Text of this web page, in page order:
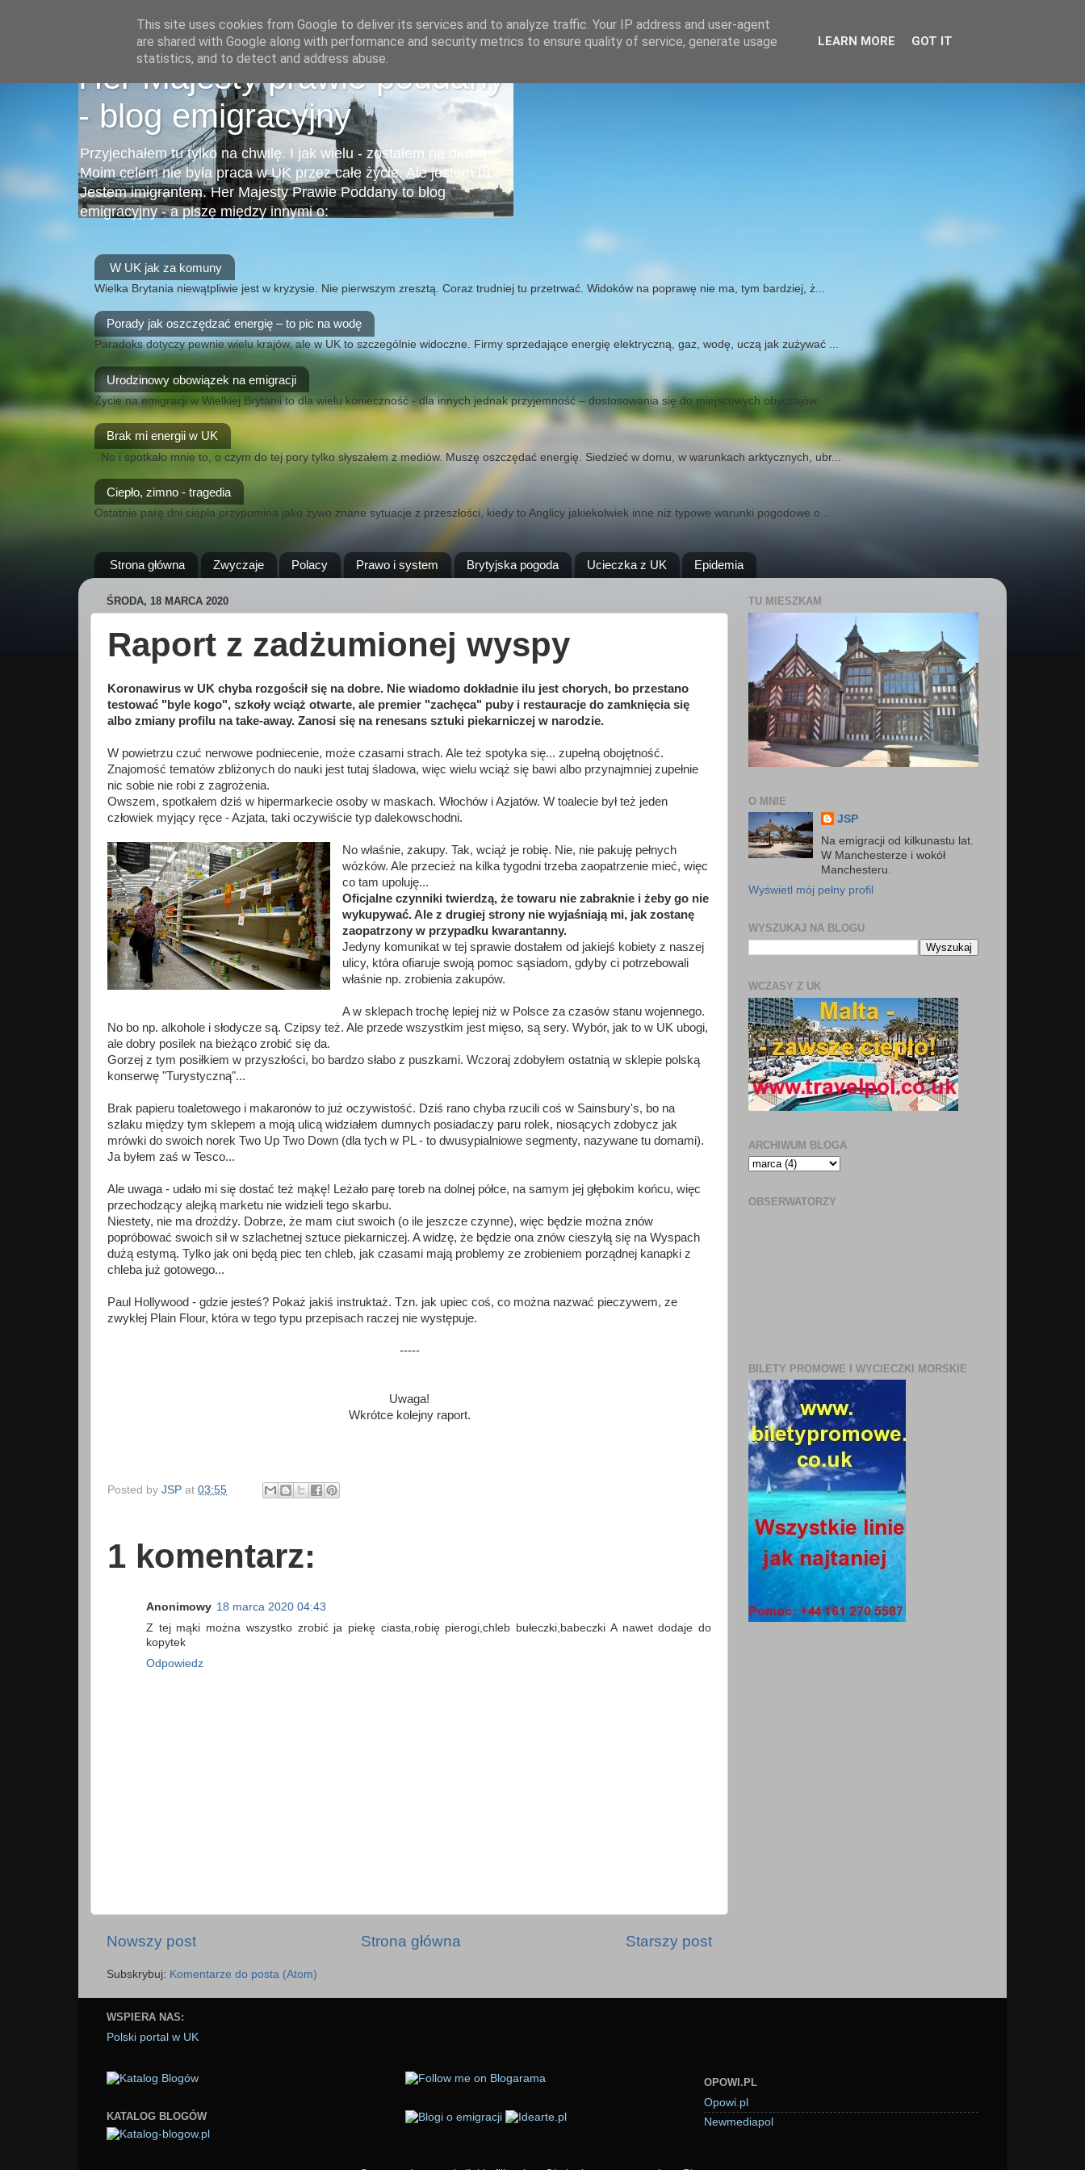
Her Majesty prawie poddany
- blog emigracyjny
Przyjechałem tu tylko na chwilę. I jak wielu - zostałem na dłużej.
Moim celem nie była praca w UK przez całe życie. Ale jestem tu.
Jestem imigrantem. Her Majesty Prawie Poddany to blog
emigracyjny - a piszę między innymi o:
W UK jak za komuny
Wielka Brytania niewątpliwie jest w kryzysie. Nie pierwszym zresztą. Coraz trudniej tu przetrwać. Widoków na poprawę nie ma, tym bardziej, ż...
Porady jak oszczędzać energię – to pic na wodę
Paradoks dotyczy pewnie wielu krajów, ale w UK to szczególnie widoczne. Firmy sprzedające energię elektryczną, gaz, wodę, uczą jak zużywać ...
Urodzinowy obowiązek na emigracji
Życie na emigracji w Wielkiej Brytanii to dla wielu konieczność - dla innych jednak przyjemność – dostosowania się do miejscowych obyczajów...
Brak mi energii w UK
No i spotkało mnie to, o czym do tej pory tylko słyszałem z mediów. Muszę oszczędać energię. Siedzieć w domu, w warunkach arktycznych, ubr...
Ciepło, zimno - tragedia
Ostatnie parę dni ciepła przypomina jako żywo znane sytuacje z przeszłości, kiedy to Anglicy jakiekolwiek inne niż typowe warunki pogodowe o...
Strona główna Zwyczaje Polacy Prawo i system Brytyjska pogoda Ucieczka z UK Epidemia
ŚRODA, 18 MARCA 2020
Raport z zadżumionej wyspy
Koronawirus w UK chyba rozgościł się na dobre. Nie wiadomo dokładnie ilu jest chorych, bo przestano
testować "byle kogo", szkoły wciąż otwarte, ale premier "zachęca" puby i restauracje do zamknięcia się
albo zmiany profilu na take-away. Zanosi się na renesans sztuki piekarniczej w narodzie.
W powietrzu czuć nerwowe podniecenie, może czasami strach. Ale też spotyka się... zupełną obojętność.
Znajomość tematów zbliżonych do nauki jest tutaj śladowa, więc wielu wciąż się bawi albo przynajmniej zupełnie
nic sobie nie robi z zagrożenia.
Owszem, spotkałem dziś w hipermarkecie osoby w maskach. Włochów i Azjatów. W toalecie był też jeden
człowiek myjący ręce - Azjata, taki oczywiście typ dalekowschodni.
No właśnie, zakupy. Tak, wciąż je robię. Nie, nie pakuję pełnych
wózków. Ale przecież na kilka tygodni trzeba zaopatrzenie mieć, więc
co tam upoluję...
Oficjalne czynniki twierdzą, że towaru nie zabraknie i żeby go nie
wykupywać. Ale z drugiej strony nie wyjaśniają mi, jak zostanę
zaopatrzony w przypadku kwarantanny.
Jedyny komunikat w tej sprawie dostałem od jakiejś kobiety z naszej
ulicy, która ofiaruje swoją pomoc sąsiadom, gdyby ci potrzebowali
właśnie np. zrobienia zakupów.
A w sklepach trochę lepiej niż w Polsce za czasów stanu wojennego.
No bo np. alkohole i słodycze są. Czipsy też. Ale przede wszystkim jest mięso, są sery. Wybór, jak to w UK ubogi,
ale dobry posilek na bieżąco zrobić się da.
Gorzej z tym posiłkiem w przyszłości, bo bardzo słabo z puszkami. Wczoraj zdobyłem ostatnią w sklepie polską
konserwę "Turystyczną"...
Brak papieru toaletowego i makaronów to już oczywistość. Dziś rano chyba rzucili coś w Sainsbury's, bo na
szlaku między tym sklepem a moją ulicą widziałem dumnych posiadaczy paru rolek, niosących zdobycz jak
mrówki do swoich norek Two Up Two Down (dla tych w PL - to dwusypialniowe segmenty, nazywane tu domami).
Ja byłem zaś w Tesco...
Ale uwaga - udało mi się dostać też mąkę! Leżało parę toreb na dolnej półce, na samym jej głębokim końcu, więc
przechodzący alejką marketu nie widzieli tego skarbu.
Niestety, nie ma drożdży. Dobrze, że mam ciut swoich (o ile jeszcze czynne), więc będzie można znów
popróbować swoich sił w szlachetnej sztuce piekarniczej. A widzę, że będzie ona znów cieszyłą się na Wyspach
dużą estymą. Tylko jak oni będą piec ten chleb, jak czasami mają problemy ze zrobieniem porządnej kanapki z
chleba już gotowego...
Paul Hollywood - gdzie jesteś? Pokaż jakiś instruktaż. Tzn. jak upiec coś, co można nazwać pieczywem, ze
zwykłej Plain Flour, która w tego typu przepisach raczej nie występuje.
-----
Uwaga!
Wkrótce kolejny raport.
Posted by JSP at 03:55
1 komentarz:
Anonimowy 18 marca 2020 04:43
Z tej mąki można wszystko zrobić ja piekę ciasta,robię pierogi,chleb bułeczki,babeczki A nawet dodaje do
kopytek
Odpowiedz
Nowszy post Starszy post
Strona główna
Subskrybuj: Komentarze do posta (Atom)
TU MIESZKAM
O MNIE
JSP
Na emigracji od kilkunastu lat.
W Manchesterze i wokół
Manchesteru.
Wyświetl mój pełny profil
WYSZUKAJ NA BLOGU
WCZASY Z UK
ARCHIWUM BLOGA
OBSERWATORZY
BILETY PROMOWE I WYCIECZKI MORSKIE
WSPIERA NAS:
Polski portal w UK
KATALOG BLOGÓW
OPOWI.PL
Opowi.pl
Newmediapol
This site uses cookies from Google to deliver its services and to analyze traffic. Your IP address and user-agent
are shared with Google along with performance and security metrics to ensure quality of service, generate usage
statistics, and to detect and address abuse.
LEARN MORE GOT IT